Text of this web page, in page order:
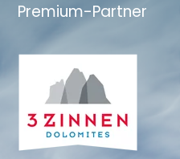
Premium-Partner